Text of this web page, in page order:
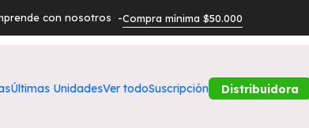
Últimas UnidadesVer todoSuscripción Distribuidora
con nosotros -Compra mínima $50.000
Crema Corporal Diabederm Reparación Profunda 15%
Crema
Profunda 15%